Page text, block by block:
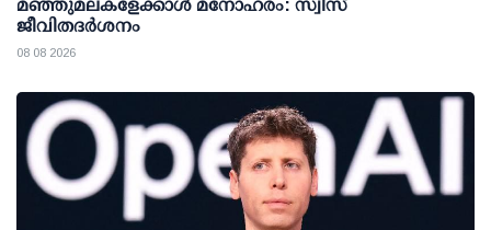
മഞ്ഞുമലകളേക്കാൾ മനോഹരം: സ്വിസ്
ജീവിതദർശനം
08 08 2026